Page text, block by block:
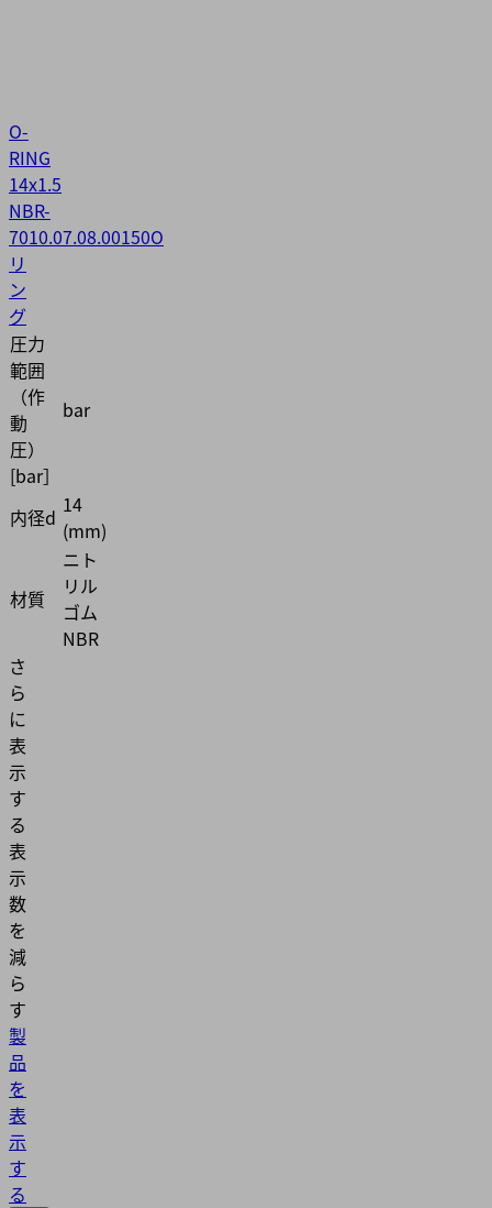
O-
RING
14x1.5
NBR-
7010.07.08.00150O
リ
ン
グ
圧力
範囲
（作
動
圧）
[bar］
bar
内径d 14
(mm)
材質
ニト
リル
ゴム
NBR
さ
ら
に
表
示
す
る
表
示
数
を
減
ら
す
製
品
を
表
示
す
る